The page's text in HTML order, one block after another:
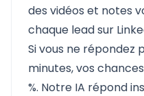
des vidéos et notes
chaque lead sur
Si vous ne répondez
minutes, vos
%. Notre IA répond